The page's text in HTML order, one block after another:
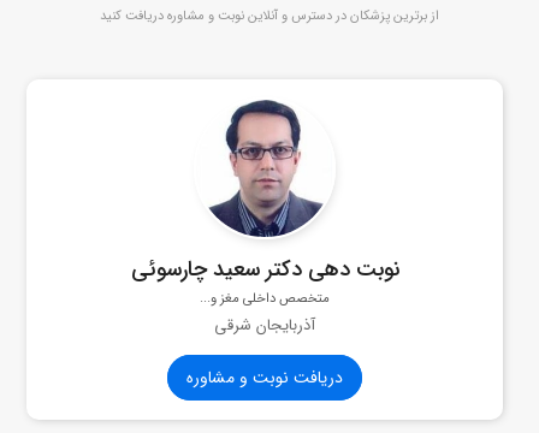
از برترین پزشکان در دسترس و آنلاین نوبت و مشاوره دریافت کنید
نوبت دهی دکتر سعید چارسوئی
متخصص داخلی مغز و...
آذربایجان شرقی
دریافت نوبت و مشاوره